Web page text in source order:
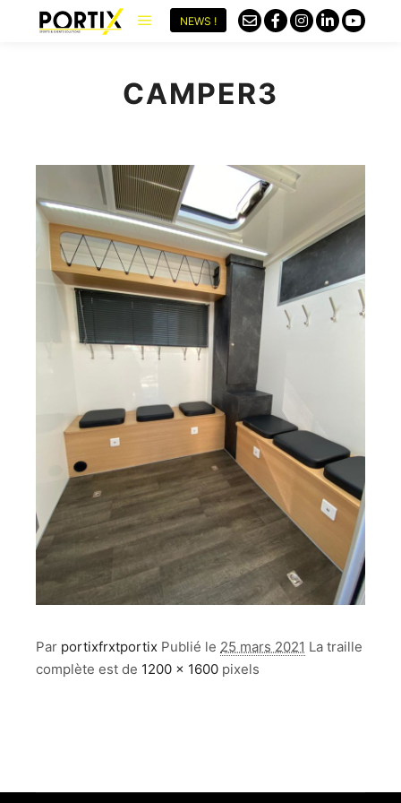
NEWS !
CAMPER3
Par portixfrxtportix Publié le 25 mars 2021 La traille
complète est de 1200 × 1600 pixels